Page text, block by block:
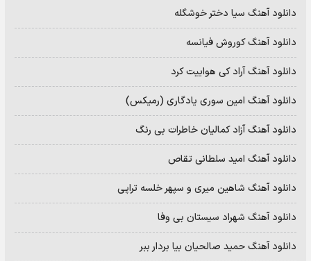
دانلود آهنگ سیا دختر خوشگله
دانلود آهنگ کوروش فیانسه
دانلود آهنگ آراد کی هواییت کرد
دانلود آهنگ امین سوری یادگاری (رمیکس)
دانلود آهنگ آزاد کمالیان خاطرات بی رنگ
دانلود آهنگ امید سلطانی تقاص
دانلود آهنگ شاهین میری و سپهر خلسه تراپی
دانلود آهنگ شهراد سیستان بی وفا
دانلود آهنگ حمید صالحیان بیا بردار ببر